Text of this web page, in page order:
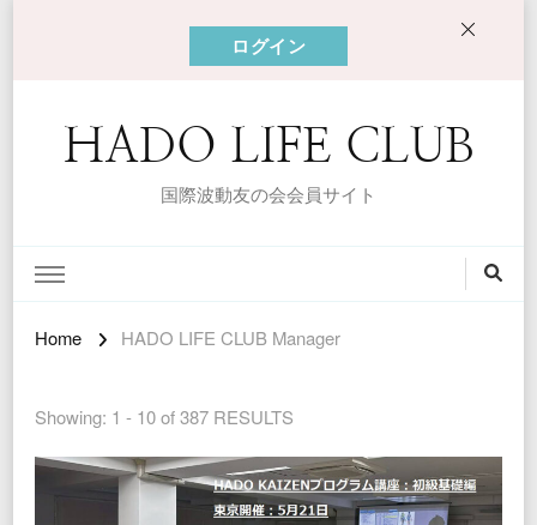
ログイン
HADO LIFE CLUB
国際波動友の会会員サイト
Home HADO LIFE CLUB Manager
Showing: 1 - 10 of 387 RESULTS